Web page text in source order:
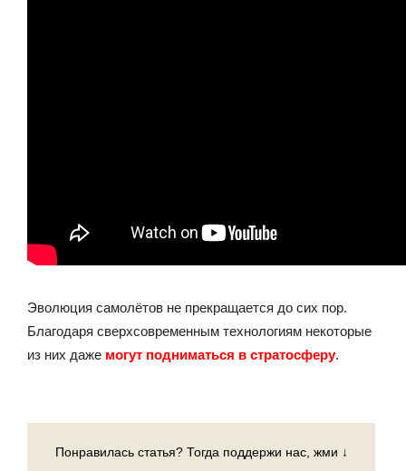
Эволюция самолётов не прекращается до сих пор.
Благодаря сверхсовременным технологиям некоторые
из них даже могут подниматься в стратосферу.
Понравилась статья? Тогда поддержи нас, жми ↓